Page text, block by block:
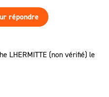
répondre
LHERMITTE (non vérifié) le